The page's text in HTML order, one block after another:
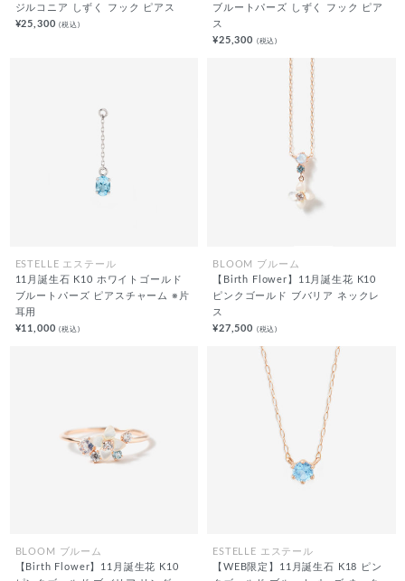
ジルコニア しずく フック ピアス
¥25,300(税込)
ブルートパーズ しずく フック ピア
ス
¥25,300 (税込)
ESTELLE エステール
11月誕生石 K10 ホワイトゴールド
ブルートパーズ ピアスチャーム ※片
耳用
¥11,000(税込)
BLOOM ブルーム
【Birth Flower】11月誕生花 K10
ピンクゴールド ブバリア ネックレ
ス
¥27,500 (税込)
BLOOM ブルーム
【Birth Flower】11月誕生花 K10
ESTELLE エステール
【WEB限定】11月誕生石 K18 ピン